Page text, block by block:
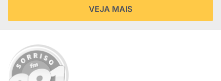
VEJA MAIS